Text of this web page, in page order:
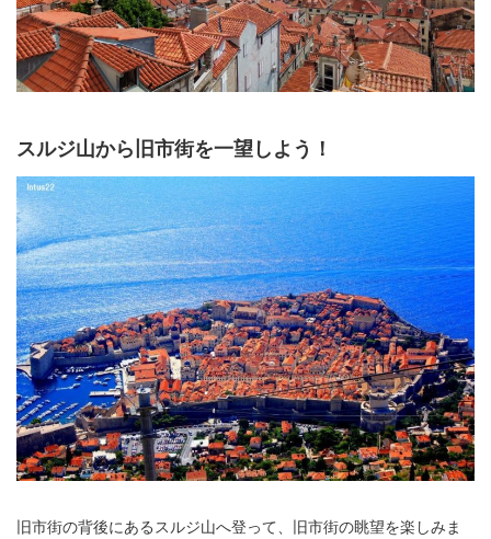
スルジ山から旧市街を一望しよう！
旧市街の背後にあるスルジ山へ登って、旧市街の眺望を楽しみま